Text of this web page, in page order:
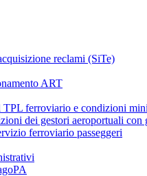
reclami (SiTe)
ART
ferroviario e condizioni
dei gestori aeroportuali con
ferroviario passeggeri